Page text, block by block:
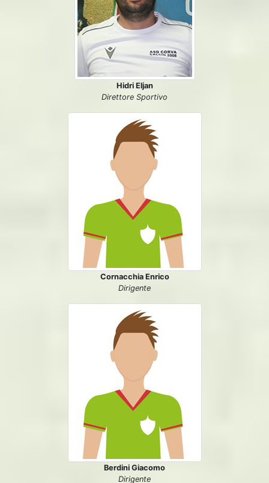
Hidri Eljan
Direttore Sportivo
Cornacchia Enrico
Dirigente
Berdini Giacomo
Dirigente